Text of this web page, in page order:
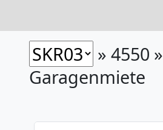
» 4550 »
Garagenmiete